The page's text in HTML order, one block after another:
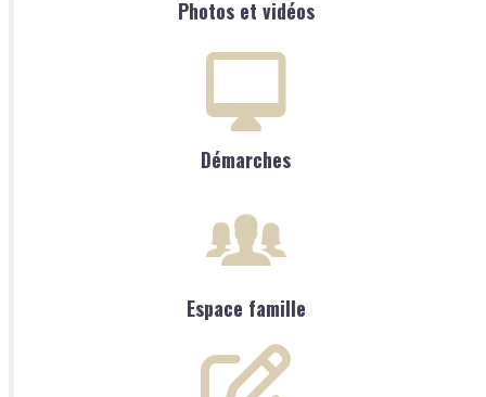
Photos et vidéos
Démarches
Espace famille